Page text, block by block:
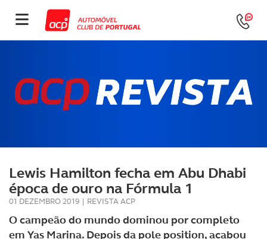
Lewis Hamilton fecha em Abu Dhabi
época de ouro na Fórmula 1
01 DEZEMBRO 2019 | REVISTA ACP
O campeão do mundo dominou por completo
em Yas Marina. Depois da pole position, acabou